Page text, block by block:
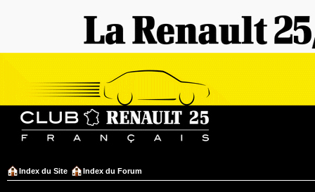
Index du Site Index du Forum